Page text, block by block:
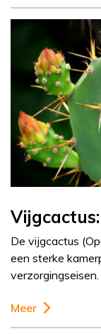
De vijgcactus
een sterke
Meer